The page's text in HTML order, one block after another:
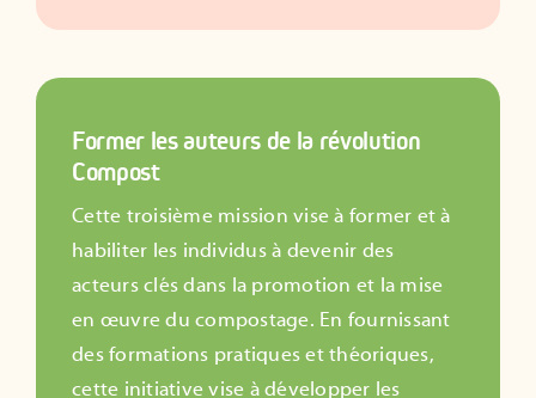
Former les auteurs de la révolution
Compost
Cette troisième mission vise à former et à
habiliter les individus à devenir des
acteurs clés dans la promotion et la mise
en œuvre du compostage. En fournissant
des formations pratiques et théoriques,
cette initiative vise à développer les